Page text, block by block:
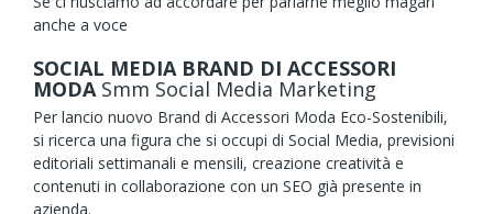
anche a voce
SOCIAL MEDIA BRAND DI ACCESSORI
MODA Smm Social Media Marketing
Per lancio nuovo Brand di Accessori Moda Eco-Sostenibili,
si ricerca una figura che si occupi di Social Media, previsioni
editoriali settimanali e mensili, creazione creatività e
contenuti in collaborazione con un SEO già presente in
azienda.